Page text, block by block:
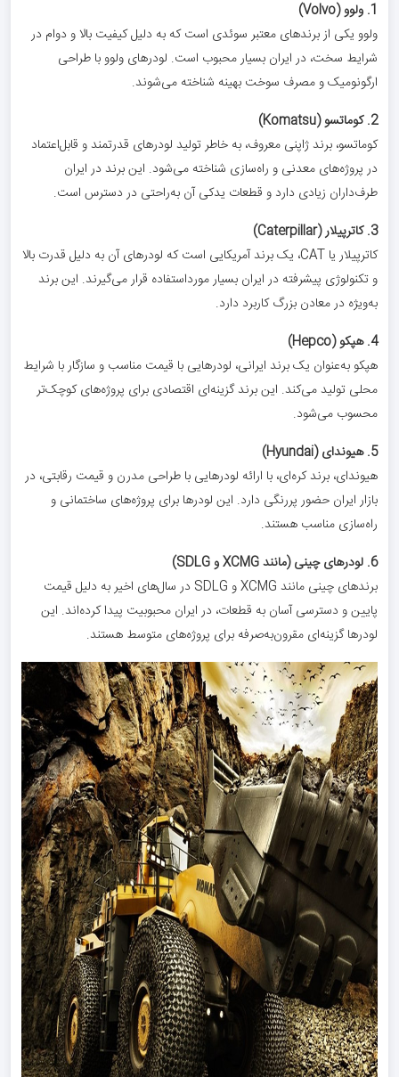
1. ولوو (Volvo)
ولوو یکی از برندهای معتبر سوئدی است که به دلیل کیفیت بالا و دوام در
شرایط سخت، در ایران بسیار محبوب است. لودرهای ولوو با طراحی
ارگونومیک و مصرف سوخت بهینه شناخته می‌شوند.
2. کوماتسو (Komatsu)
کوماتسو، برند ژاپنی معروف، به خاطر تولید لودرهای قدرتمند و قابل‌اعتماد
در پروژه‌های معدنی و راه‌سازی شناخته می‌شود. این برند در ایران
طرف‌داران زیادی دارد و قطعات یدکی آن به‌راحتی در دسترس است.
3. کاترپیلار (Caterpillar)
کاترپیلار یا CAT، یک برند آمریکایی است که لودرهای آن به دلیل قدرت بالا
و تکنولوژی پیشرفته در ایران بسیار مورداستفاده قرار می‌گیرند. این برند
به‌ویژه در معادن بزرگ کاربرد دارد.
4. هپکو (Hepco)
هپکو به‌عنوان یک برند ایرانی، لودرهایی با قیمت مناسب و سازگار با شرایط
محلی تولید می‌کند. این برند گزینه‌ای اقتصادی برای پروژه‌های کوچک‌تر
محسوب می‌شود.
5. هیوندای (Hyundai)
هیوندای، برند کره‌ای، با ارائه لودرهایی با طراحی مدرن و قیمت رقابتی، در
بازار ایران حضور پررنگی دارد. این لودرها برای پروژه‌های ساختمانی و
راه‌سازی مناسب هستند.
6. لودرهای چینی (مانند XCMG و SDLG)
برندهای چینی مانند XCMG و SDLG در سال‌های اخیر به دلیل قیمت
پایین و دسترسی آسان به قطعات، در ایران محبوبیت پیدا کرده‌اند. این
لودرها گزینه‌ای مقرون‌به‌صرفه برای پروژه‌های متوسط هستند.